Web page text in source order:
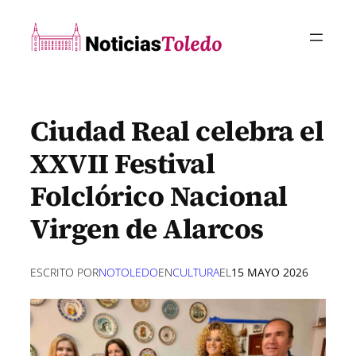
contenido
Ciudad Real celebra el
XXVII Festival
Folclórico Nacional
Virgen de Alarcos
ESCRITO PORNOTOLEDOENCULTURAEL15 MAYO 2026